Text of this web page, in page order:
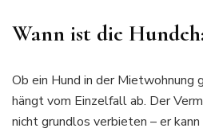
Wann ist die
Ob ein Hund in der Mietwohnung
hängt vom Einzelfall ab. Der
nicht grundlos verbieten – er